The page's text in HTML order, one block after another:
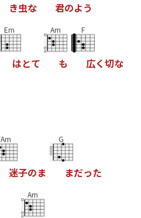
き虫な 君のよう
Em
はとて
Am
も
F
広く切な
Am
迷子のま
G
まだった
Am